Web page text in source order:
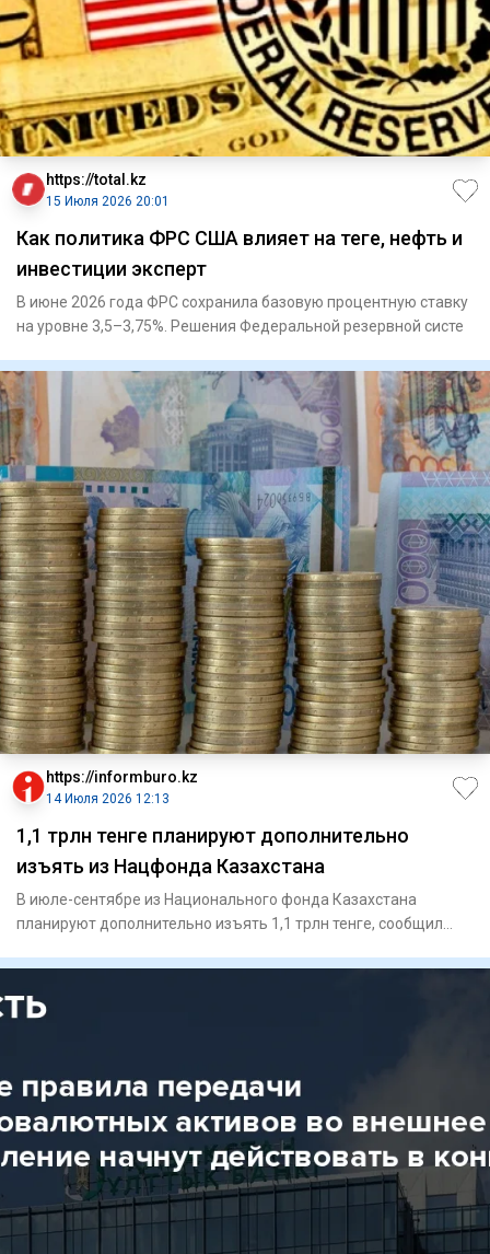
https://total.kz
15 Июля 2026 20:01
Как политика ФРС США влияет на теңге, нефть и
инвестиции эксперт
В июне 2026 года ФРС сохранила базовую процентную ставку
на уровне 3,5–3,75%. Решения Федеральной резервной систе
https://informburo.kz
14 Июля 2026 12:13
1,1 трлн тенге планируют дополнительно
изъять из Нацфонда Казахстана
В июле-сентябре из Национального фонда Казахстана
планируют дополнительно изъять 1,1 трлн тенге, сообщил